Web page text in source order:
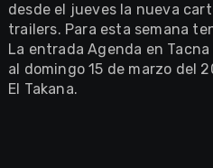
desde el jueves la nueva
trailers. Para esta semana
La entrada Agenda en
al domingo 15 de marzo del
El Takana.